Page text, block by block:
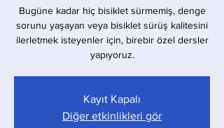
Bugüne kadar hiç bisiklet sürmemiş, denge
sorunu yaşayan veya bisiklet sürüş kalitesini
ilerletmek isteyenler için, birebir özel dersler
yapıyoruz.
Kayıt Kapalı
Diğer etkinlikleri gör